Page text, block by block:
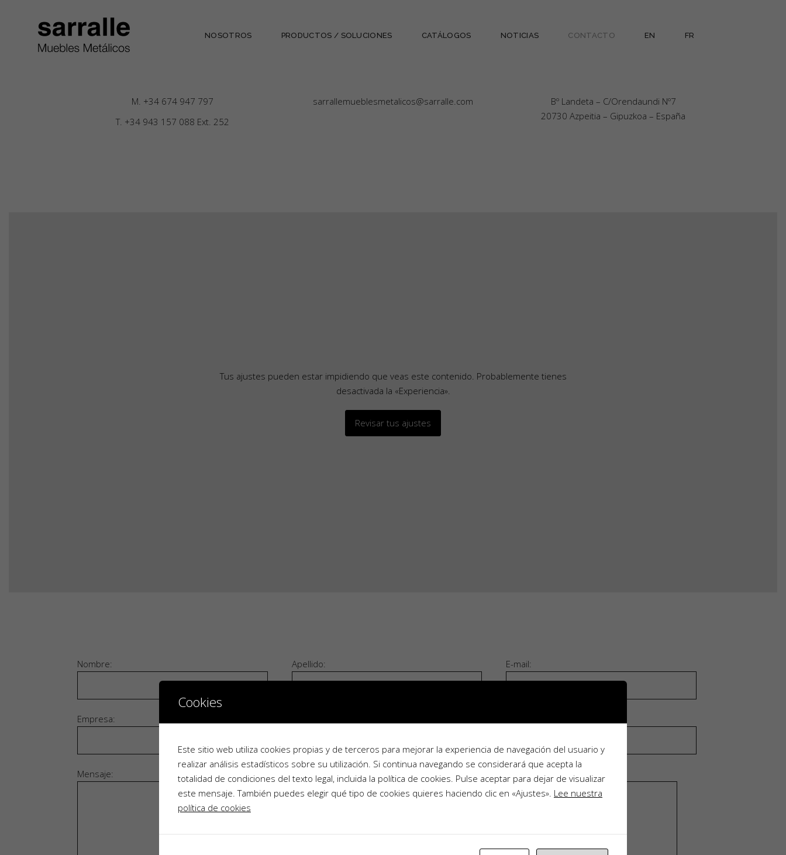
NOSOTROS PRODUCTOS / SOLUCIONES CATÁLOGOS NOTICIAS CONTACTO EN FR
M. +34 674 947 797
T. +34 943 157 088 Ext. 252
sarrallemueblesmetalicos@sarralle.com
Bº Landeta – C/Orendaundi Nº7
20730 Azpeitia – Gipuzkoa – España
Tus ajustes pueden estar impidiendo que veas este contenido. Probablemente tienes
desactivada la «Experiencia».
Revisar tus ajustes
Nombre: Apellido: E-mail:
Empresa:
Mensaje:
Cookies
Este sitio web utiliza cookies propias y de terceros para mejorar la experiencia de navegación del usuario y
realizar análisis estadísticos sobre su utilización. Si continua navegando se considerará que acepta la
totalidad de condiciones del texto legal, incluida la política de cookies. Pulse aceptar para dejar de visualizar
este mensaje. También puedes elegir qué tipo de cookies quieres haciendo clic en «Ajustes». Lee nuestra
política de cookies